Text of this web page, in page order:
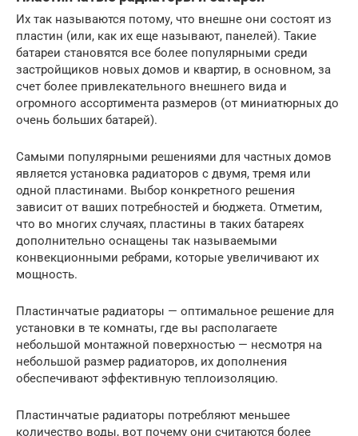
Их так называются потому, что внешне они состоят из
пластин (или, как их еще называют, панелей). Такие
батареи становятся все более популярными среди
застройщиков новых домов и квартир, в основном, за
счет более привлекательного внешнего вида и
огромного ассортимента размеров (от миниатюрных до
очень больших батарей).
Самыми популярными решениями для частных домов
является установка радиаторов с двумя, тремя или
одной пластинами. Выбор конкретного решения
зависит от ваших потребностей и бюджета. Отметим,
что во многих случаях, пластины в таких батареях
дополнительно оснащены так называемыми
конвекционными ребрами, которые увеличивают их
мощность.
Пластинчатые радиаторы — оптимальное решение для
установки в те комнаты, где вы располагаете
небольшой монтажной поверхностью — несмотря на
небольшой размер радиаторов, их дополнения
обеспечивают эффективную теплоизоляцию.
Пластинчатые радиаторы потребляют меньшее
количество воды, вот почему они считаются более